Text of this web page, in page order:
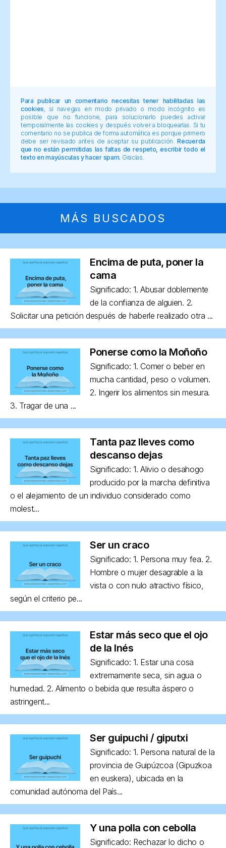
Para publicar un comentario necesitas tener habilitadas las
cookies , si navegas en modo privado o modo incógnito es
posible que no funcione, para solucionarlo puedes activar
temporalmente las cookies y después volver a bloquearlas. Si tu
comentario no se publica de forma automática es porque primero
debe ser revisado antes de aceptar su publicación.Recuerda
que no están permitidas las faltas de respeto, escribir todo el
texto en mayúsculas y hacer spam. Gracias.
MÁS BUSCADOS
Encima de puta, poner la
cama
Significado: 1. Abusar doblemente
de la confianza de alguien. 2.
Solicitar una petición después de haberle realizado otra ...
Ponerse como la Moñoño
Significado: 1. Comer o beber en
mucha cantidad, peso o volumen.
2. Ingerir los alimentos sin mesura.
3. Tragar de una ...
Tanta paz lleves como
descanso dejas
Significado: 1. Alivio o desahogo
producido por la marcha definitiva
o el alejamiento de un individuo considerado como
molest...
Ser un craco
Significado: 1. Persona muy fea. 2.
Hombre o mujer desagrable a la
vista o con nulo atractivo físico,
según el criterio pe...
Estar más seco que el ojo
de la Inés
Significado: 1. Estar una cosa
extremamente seca, sin agua o
humedad. 2. Alimento o bebida que resulta áspero o
astringent...
Ser guipuchi / giputxi
Significado: 1. Persona natural de la
provincia de Guipúzcoa (Gipuzkoa
en euskera), ubicada en la
comunidad autónoma del País...
Y una polla con cebolla
Significado: Rechazar lo dicho o